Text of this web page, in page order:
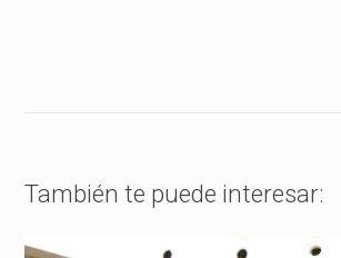
También te puede interesar: